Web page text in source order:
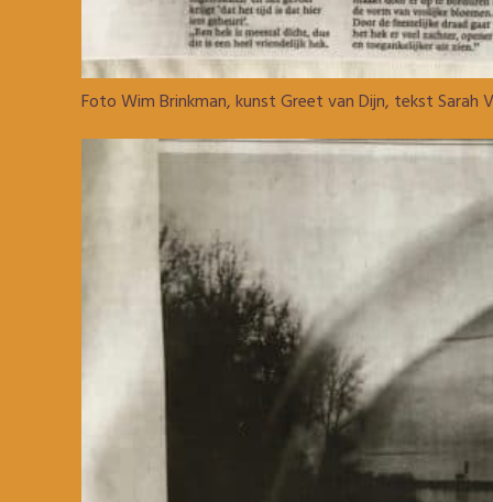
Foto Wim Brinkman, kunst Greet van Dijn, tekst Sarah